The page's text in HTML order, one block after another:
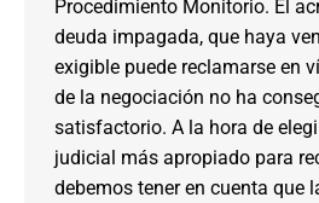
Procedimiento Monitorio. El
deuda impagada, que haya
exigible puede reclamarse en
de la negociación no ha
satisfactorio. A la hora de
judicial más apropiado para
debemos tener en cuenta que